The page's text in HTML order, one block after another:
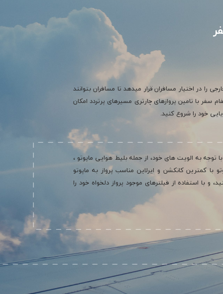
را در اختیار مسافران قرار میدهد تا مسافران بتوانند
سفر با تامین پروازهای چارتری مسیرهای پرتردد امکان
خود را شروع کنید.
توجه به الویت های خود، از جمله بلیط هوایی ماپوتو ،
با کمترین کانکشن و ایرلاین مناسب پرواز به ماپوتو
با استفاده از فیلترهای موجود پرواز دلخواه خود را